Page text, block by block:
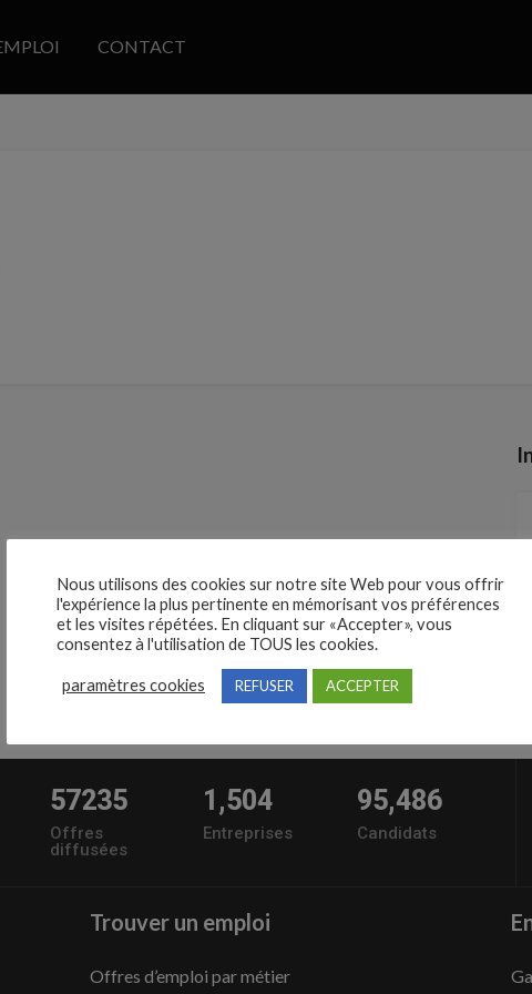
CONTACT
57235
Offres
diffusées
1,504
Entreprises
95,486
Candidats
Trouver un emploi
Offres d’emploi par métier
Nous utilisons des cookies sur notre site Web pour vous offrir
l'expérience la plus pertinente en mémorisant vos préférences
et les visites répétées. En cliquant sur «Accepter», vous
consentez à l'utilisation de TOUS les cookies.
paramètres cookies REFUSER ACCEPTER